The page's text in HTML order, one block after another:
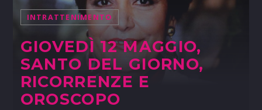
INTRATTENIMENTO
GIOVEDÌ 12 MAGGIO,
SANTO DEL GIORNO,
RICORRENZE E
OROSCOPO